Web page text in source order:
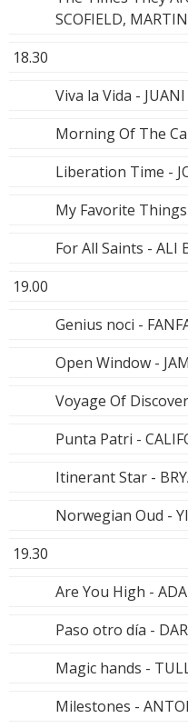
SCOFIELD,
18.30
Viva la Vida -
Morning Of The
Liberation Time -
My Favorite Things
For All Saints - ALI
19.00
Genius noci -
Open Window -
Voyage Of
Punta Patri -
Itinerant Star -
Norwegian Oud -
19.30
Are You High -
Paso otro día -
Magic hands -
Milestones -